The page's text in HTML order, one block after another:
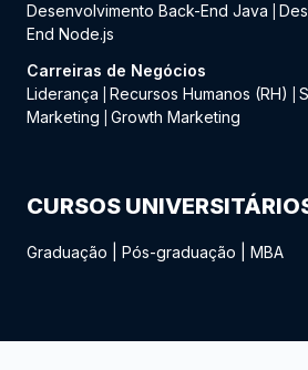
Desenvolvimento Back-End Java
End Node.js
Carreiras de Negócios
Liderança
Recursos Humanos (RH)
Marketing
Growth Marketing
CURSOS
Graduação Pós-graduação MBA